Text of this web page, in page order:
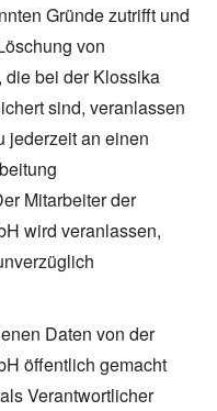
Gründe zutrifft und
von
bei der Klossika
sind, veranlassen
jederzeit an einen
Mitarbeiter der
wird veranlassen,
Daten von der
öffentlich gemacht
Verantwortlicher